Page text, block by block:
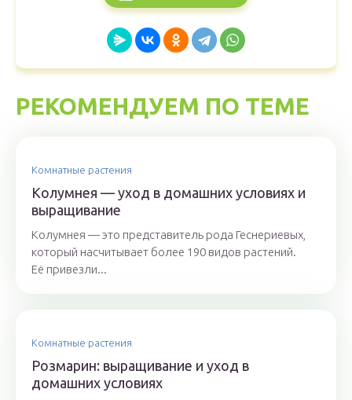
РЕКОМЕНДУЕМ ПО ТЕМЕ
Комнатные растения
Колумнея — уход в домашних условиях и
выращивание
Колумнея — это представитель рода Геснериевых,
который насчитывает более 190 видов растений.
Её привезли...
Комнатные растения
Розмарин: выращивание и уход в
домашних условиях